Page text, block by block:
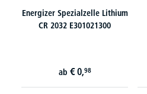
Energizer Spezialzelle Lithium
CR 2032 E301021300
ab € 0,98